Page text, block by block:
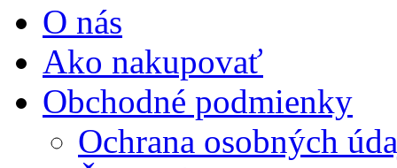
O nás
Ako nakupovať
Obchodné podmienky
Ochrana osobných